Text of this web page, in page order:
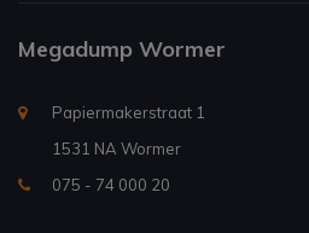
Megadump Wormer
Papiermakerstraat 1
1531 NA Wormer
075 - 74 000 20